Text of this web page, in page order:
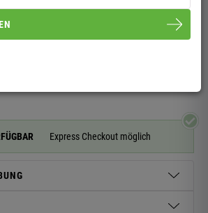
Express Checkout möglich